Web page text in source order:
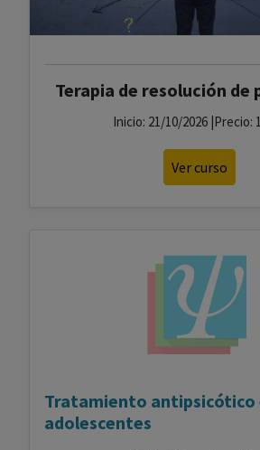
Terapia de resolución de
Inicio: 21/10/2026 |Precio:
Ver curso
Tratamiento antipsicótico
adolescentes